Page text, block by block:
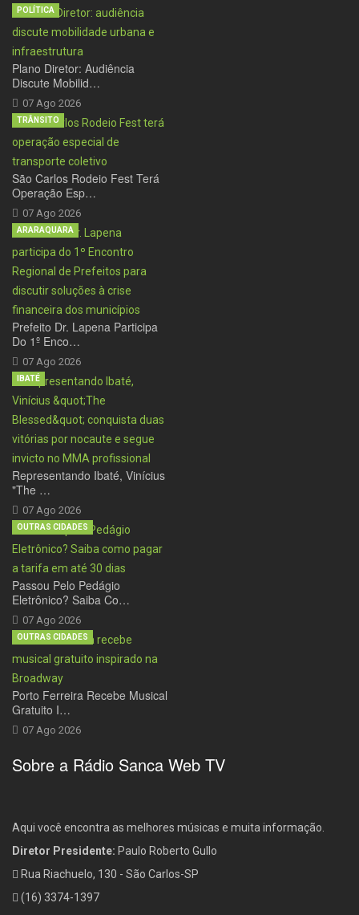
Plano Diretor: Audiência
Discute Mobilid…
07 Ago 2026
POLÍTICA
São Carlos Rodeio Fest Terá
Operação Esp…
07 Ago 2026
TRÂNSITO
Prefeito Dr. Lapena Participa
Do 1º Enco…
07 Ago 2026
ARARAQUARA
Representando Ibaté, Vinícius
"The …
07 Ago 2026
IBATÉ
Passou Pelo Pedágio
Eletrônico? Saiba Co…
07 Ago 2026
OUTRAS CIDADES
Porto Ferreira Recebe Musical
Gratuito I…
07 Ago 2026
OUTRAS CIDADES
Sobre a Rádio Sanca Web TV
Aqui você encontra as melhores músicas e muita informação.
Diretor Presidente: Paulo Roberto Gullo
Rua Riachuelo, 130 - São Carlos-SP
(16) 3374-1397